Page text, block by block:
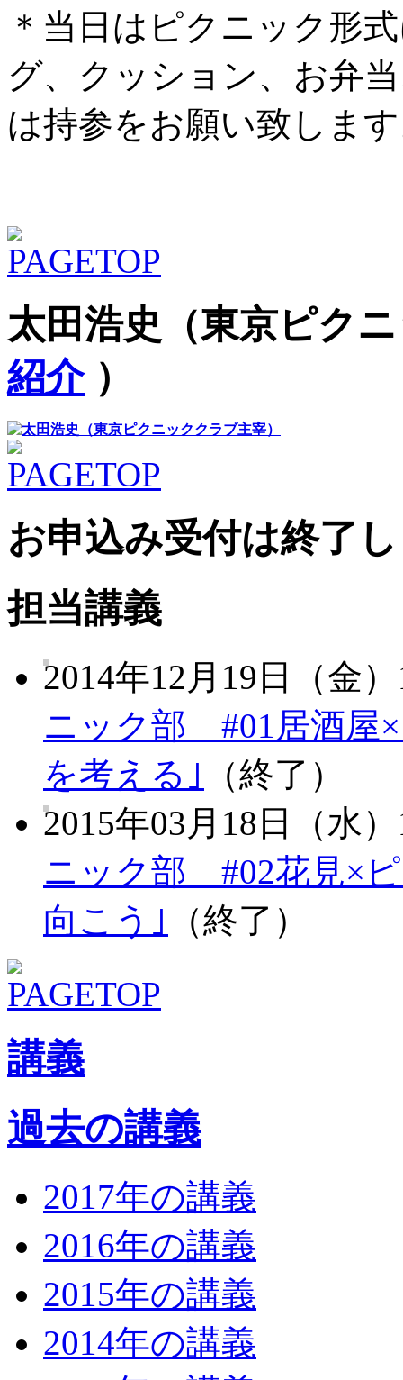
＊当日はピクニック形
グ、クッション、お弁
は持参をお願い致しま
太田浩史（東京ピク
紹介）
お申込み受付は終了
担当講義
2014年12月19日（金
ニック部 #01居酒屋
を考える｣
（終了）
2015年03月18日（水
ニック部 #02花見×
向こう｣
（終了）
講義
過去の講義
2017年の講義
2016年の講義
2015年の講義
2014年の講義